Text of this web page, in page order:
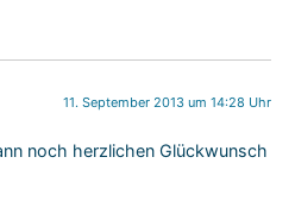
11. September 2013 um 14:28 Uhr
noch herzlichen Glückwunsch